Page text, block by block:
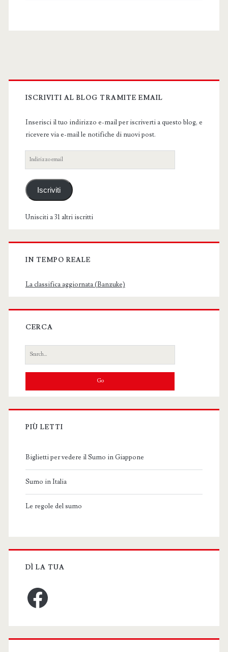
Primary
Sidebar
ISCRIVITI AL BLOG TRAMITE EMAIL
Inserisci il tuo indirizzo e-mail per iscriverti a questo blog, e
ricevere via e-mail le notifiche di nuovi post.
Indirizzo
email
Iscriviti
Unisciti a 31 altri iscritti
IN TEMPO REALE
La classifica aggiornata (Banzuke)
CERCA
Search
for:
PIÙ LETTI
Biglietti per vedere il Sumo in Giappone
Sumo in Italia
Le regole del sumo
DÌ LA TUA
Facebook